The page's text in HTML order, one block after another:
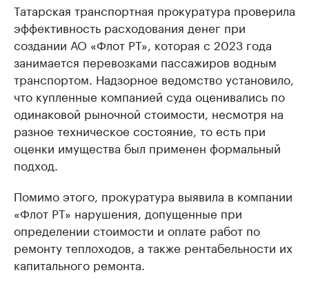
Татарская транспортная прокуратура проверила
эффективность расходования денег при
создании АО «Флот РТ», которая с 2023 года
занимается перевозками пассажиров водным
транспортом. Надзорное ведомство установило,
что купленные компанией суда оценивались по
одинаковой рыночной стоимости, несмотря на
разное техническое состояние, то есть при
оценки имущества был применен формальный
подход.
Помимо этого, прокуратура выявила в компании
«Флот РТ» нарушения, допущенные при
определении стоимости и оплате работ по
ремонту теплоходов, а также рентабельности их
капитального ремонта.